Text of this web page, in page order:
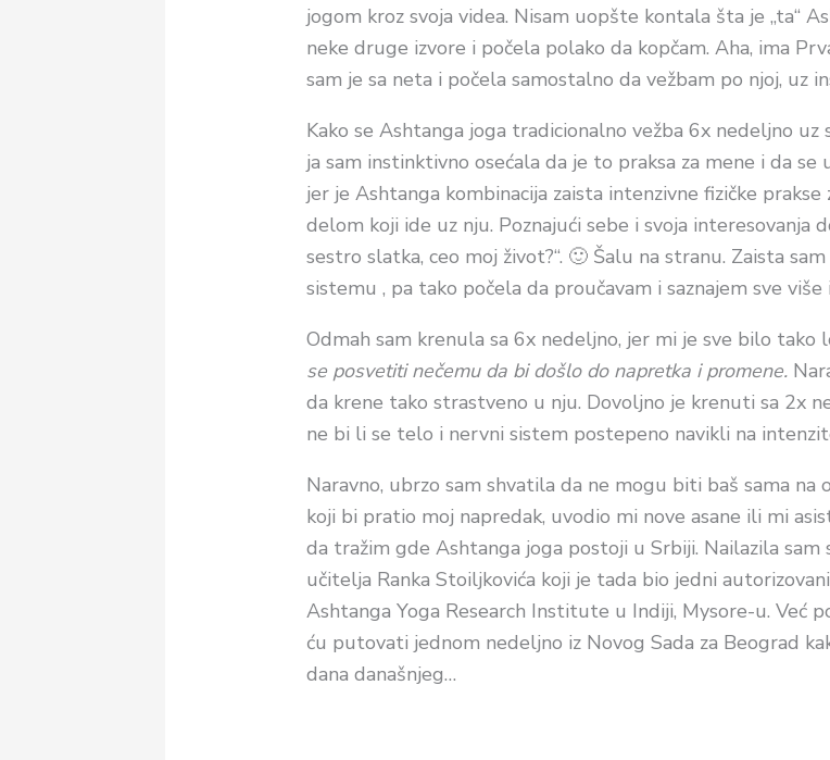
jogom kroz svoja videa. Nisam uopšte kontala šta je „ta“
neke druge izvore i počela polako da kopčam. Aha, ima
sam je sa neta i počela samostalno da vežbam po njoj, uz
Kako se Ashtanga joga tradicionalno vežba 6x nedeljno
ja sam instinktivno osećala da je to praksa za mene i da
jer je Ashtanga kombinacija zaista intenzivne fizičke
delom koji ide uz nju. Poznajući sebe i svoja interesovanja
sestro slatka, ceo moj život?“. 🙂 Šalu na stranu. Zaista
sistemu , pa tako počela da proučavam i saznajem sve više
Odmah sam krenula sa 6x nedeljno, jer mi je sve bilo tako
se posvetiti nečemu da bi došlo do napretka ipromene.
da krene tako strastveno u nju. Dovoljno je krenuti sa 2x
ne bi li se telo i nervni sistem postepeno navikli na
Naravno, ubrzo sam shvatila da ne mogu biti baš sama
koji bi pratio moj napredak, uvodio mi nove asane ili mi
da tražim gde Ashtanga joga postoji u Srbiji. Nailazila sam
učitelja Ranka Stoiljkovića koji je tada bio jedni
Ashtanga Yoga Research Institute u Indiji, Mysore-u. Već
ću putovati jednom nedeljno iz Novog Sada za Beograd
dana današnjeg…